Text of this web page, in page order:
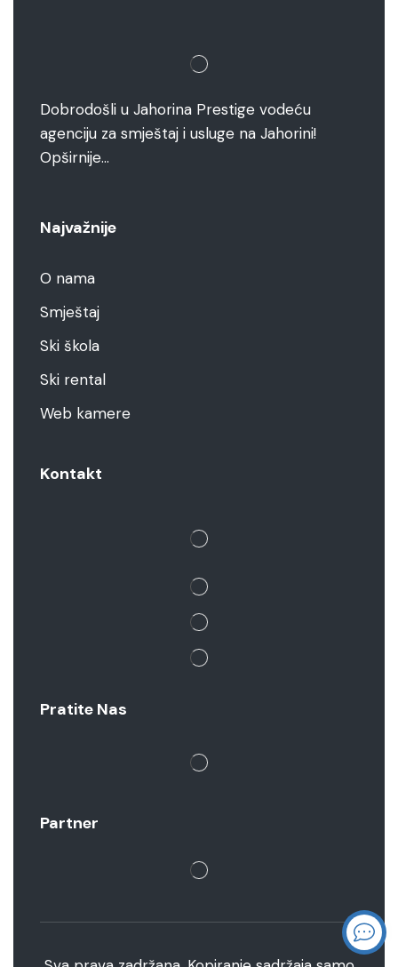
Dobrodošli u Jahorina Prestige vodeću
agenciju za smještaj i usluge na Jahorini!
Opširnije…
Najvažnije
O nama
Smještaj
Ski škola
Ski rental
Web kamere
Kontakt
Pratite Nas
Partner